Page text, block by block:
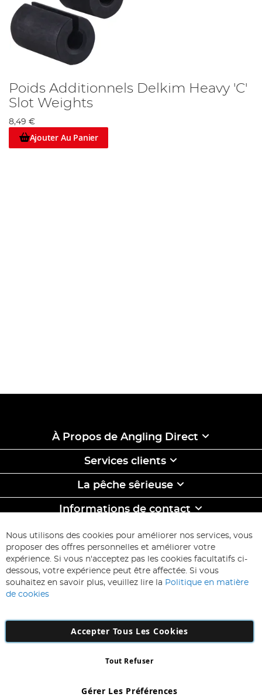
Poids Additionnels Delkim Heavy 'C'
Slot Weights
8,49 €
Ajouter Au Panier
À Propos de Angling Direct
Services clients
La pêche sêrieuse
Informations de contact
ABONNEZ-VOUS & ECONOMISEZ
Inscription
à
d’information
:
Inscription
Number: 863029607
Nous utilisons des cookies pour améliorer nos services, vous
proposer des offres personnelles et améliorer votre
expérience. Si vous n'acceptez pas les cookies facultatifs ci-
dessous, votre expérience peut être affectée. Si vous
souhaitez en savoir plus, veuillez lire la Politique en matière
de cookies
Accepter Tous Les Cookies
Gérer Les Préférences
Tout Refuser